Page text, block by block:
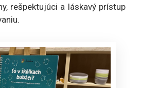
rešpektujúci a láskavý prístup